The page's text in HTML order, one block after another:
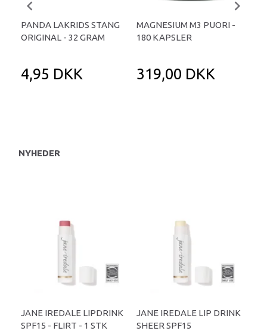
PANDA LAKRIDS STANG
ORIGINAL - 32 GRAM
4,95 DKK
MAGNESIUM M3 PUORI -
180 KAPSLER
319,00 DKK
NYHEDER
JANE IREDALE LIPDRINK
SPF15 - FLIRT - 1 STK
JANE IREDALE LIP DRINK
SHEER SPF15